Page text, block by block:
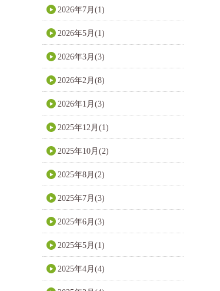
2026年7月(1)
2026年5月(1)
2026年3月(3)
2026年2月(8)
2026年1月(3)
2025年12月(1)
2025年10月(2)
2025年8月(2)
2025年7月(3)
2025年6月(3)
2025年5月(1)
2025年4月(4)